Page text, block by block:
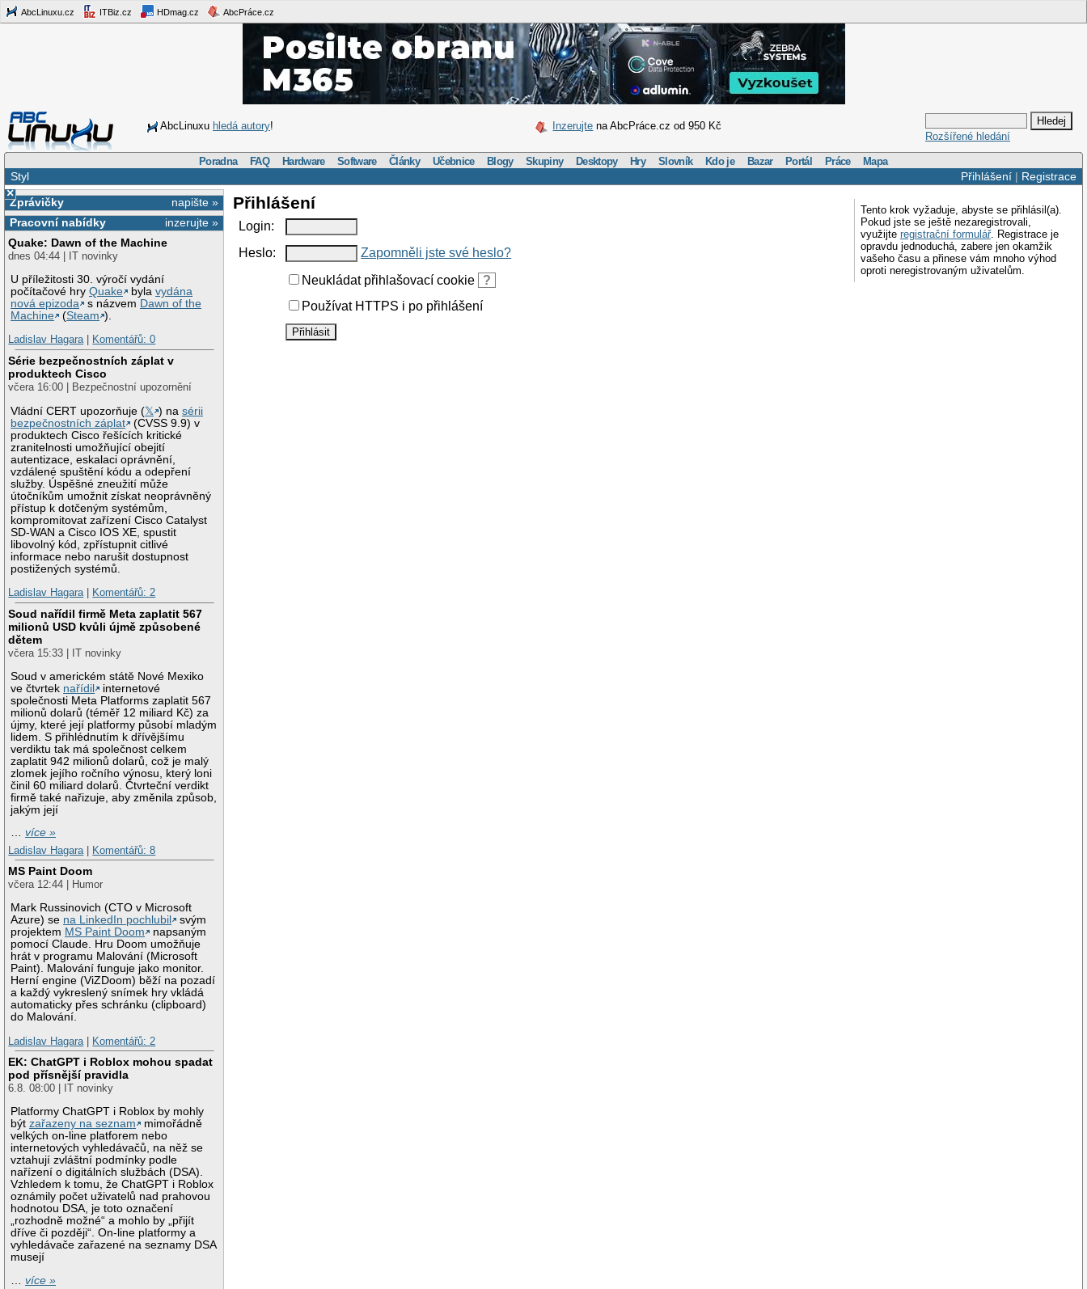
AbcLinuxu.cz ITBiz.cz HDmag.cz AbcPráce.cz
AbcLinuxu hledá autory! Inzerujte na AbcPráce.cz od 950 Kč
Rozšířené hledání
Poradna FAQ Hardware Software Články Učebnice Blogy Skupiny Desktopy Hry Slovník Kdo je Bazar Portál Práce Mapa
Přihlášení| Registrace
Styl
×
napište »
Zprávičky
inzerujte »
Pracovní nabídky
Quake: Dawn of the Machine
dnes 04:44 | IT novinky
U příležitosti 30. výročí vydání
počítačové hryQuake bylavydána
nová epizoda
s názvem Dawn of the
Machine
(Steam ).
Ladislav Hagara| Komentářů: 0
Série bezpečnostních záplat v
produktech Cisco
včera 16:00 | Bezpečnostní upozornění
Vládní CERT upozorňuje (𝕏 ) nasérii
bezpečnostních záplat
(CVSS 9.9) v
produktech Cisco řešících kritické
zranitelnosti umožňující obejití
autentizace, eskalaci oprávnění,
vzdálené spuštění kódu a odepření
služby. Úspěšné zneužití může
útočníkům umožnit získat neoprávněný
přístup k dotčeným systémům,
kompromitovat zařízení Cisco Catalyst
SD-WAN a Cisco IOS XE, spustit
libovolný kód, zpřístupnit citlivé
informace nebo narušit dostupnost
postižených systémů.
Ladislav Hagara| Komentářů: 2
Soud nařídil firmě Meta zaplatit 567
milionů USD kvůli újmě způsobené
dětem
včera 15:33 | IT novinky
Soud v americkém státě Nové Mexiko
ve čtvrtek nařídil
internetové
společnosti Meta Platforms zaplatit 567
milionů dolarů (téměř 12 miliard Kč) za
újmy, které její platformy působí mladým
lidem. S přihlédnutím k dřívějšímu
verdiktu tak má společnost celkem
zaplatit 942 milionů dolarů, což je malý
zlomek jejího ročního výnosu, který loni
činil 60 miliard dolarů. Čtvrteční verdikt
firmě také nařizuje, aby změnila způsob,
jakým její
…více »
Ladislav Hagara
Komentářů: 8
MS Paint Doom
včera 12:44 | Humor
Mark Russinovich (CTO v Microsoft
Azure) se na LinkedIn pochlubil
svým
projektem MS Paint Doom
napsaným
pomocí Claude. Hru Doom umožňuje
hrát v programu Malování (Microsoft
Paint). Malování funguje jako monitor.
Herní engine (ViZDoom) běží na pozadí
a každý vykreslený snímek hry vkládá
automaticky přes schránku (clipboard)
do Malování.
Ladislav Hagara
Komentářů: 2
EK: ChatGPT i Roblox mohou spadat
pod přísnější pravidla
6.8. 08:00 | IT novinky
Platformy ChatGPT i Roblox by mohly
býtzařazeny na seznam
mimořádně
velkých on-line platforem nebo
internetových vyhledávačů, na něž se
vztahují zvláštní podmínky podle
nařízení o digitálních službách (DSA).
Vzhledem k tomu, že ChatGPT i Roblox
oznámily počet uživatelů nad prahovou
hodnotou DSA, je toto označení
„rozhodně možné“ a mohlo by „přijít
dříve či později“. On-line platformy a
vyhledávače zařazené na seznamy DSA
musejí
…více »
Tento krok vyžaduje, abyste se přihlásil(a).
Pokud jste se ještě nezaregistrovali,
využijte registrační formulář. Registrace je
opravdu jednoduchá, zabere jen okamžik
vašeho času a přinese vám mnoho výhod
oproti neregistrovaným uživatelům.
Přihlášení
Login:
Heslo:
Zapomněli jste své heslo?
Neukládat přihlašovací cookie
?
Používat HTTPS i po přihlášení